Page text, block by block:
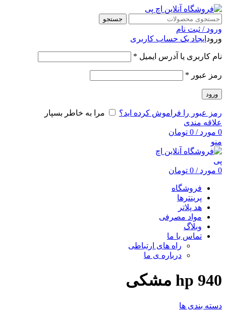
جستجو
ورود / ثبت نام
ورود ایجاد یک حساب کاربری
نام کاربری یا آدرس ایمیل *
رمز عبور *
ورود
رمز عبور را فراموش کرده اید؟
مرا به خاطر بسپار
علاقه مندی
0 مورد /
0 تومان
منو
0 مورد /
0 تومان
فروشگاه
پرینترها
هد پلاتر
مواد مصرفی
وبلاگ
تماس با ما
راه های ارتباطی
درباره ی ما
940 hp مشکی
دسته بندی ها